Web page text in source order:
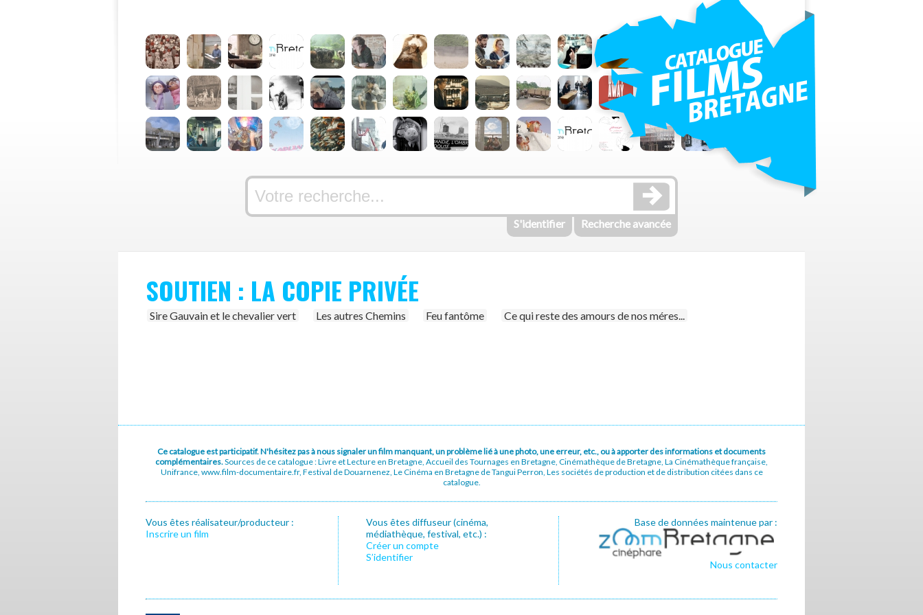
S'identifier Recherche avancée
SOUTIEN : LA COPIE PRIVÉE
Sire Gauvain et le chevalier vert Les autres Chemins Feu fantôme Ce qui reste des amours de nos méres...
Ce catalogue est participatif. N'hésitez pas à nous signaler un film manquant, un problème lié à une photo, une erreur, etc., ou à apporter des informations et documents
complémentaires.Sources de ce catalogue : Livre et Lecture en Bretagne, Accueil des Tournages en Bretagne, Cinémathèque de Bretagne, La Cinémathèque française,
Unifrance, www.film-documentaire.fr, Festival de Douarnenez, Le Cinéma en Bretagne de Tangui Perron, Les sociétés de production et de distribution citées dans ce
catalogue.
Vous êtes réalisateur/producteur :
Inscrire un film
Vous êtes diffuseur (cinéma,
médiathèque, festival, etc.) :
Créer un compte
S’identifier
Base de données maintenue par :
Nous contacter